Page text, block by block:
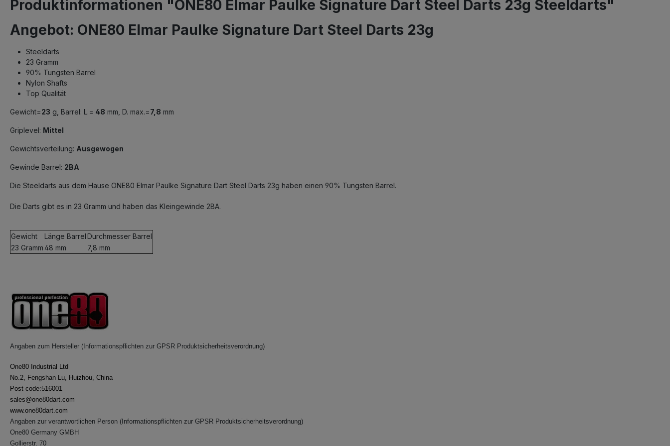
Produktinformationen "ONE80 Elmar Paulke Signature Dart Steel Darts 23g Steeldarts"
Angebot: ONE80 Elmar Paulke Signature Dart Steel Darts 23g
Steeldarts
23 Gramm
90% Tungsten Barrel
Nylon Shafts
Top Qualität
Gewicht=23 g, Barrel: L.= 48 mm, D. max.=7,8 mm
Griplevel: Mittel
Gewichtsverteilung: Ausgewogen
Gewinde Barrel: 2BA
Die Steeldarts aus dem Hause ONE80 Elmar Paulke Signature Dart Steel Darts 23g haben einen 90% Tungsten Barrel.
Die Darts gibt es in 23 Gramm und haben das Kleingewinde 2BA.
Gewicht Länge BarrelDurchmesser Barrel
23 Gramm 48 mm 7,8 mm
Angaben zum Hersteller (Informationspflichten zur GPSR Produktsicherheitsverordnung)
One80 Industrial Ltd
No.2, Fengshan Lu, Huizhou, China
Post code:516001
sales@one80dart.com
www.one80dart.com
Angaben zur verantwortlichen Person (Informationspflichten zur GPSR Produktsicherheitsverordnung)
One80 Germany GMBH
Gollierstr. 70